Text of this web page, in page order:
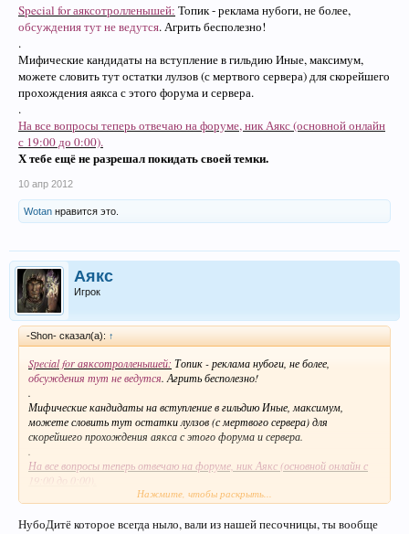
Special for аяксотролленышей: Топик - реклама нубоги, не более,
обсуждения тут не ведутся. Агрить бесполезно!
.
Мифические кандидаты на вступление в гильдию Иные, максимум,
можете словить тут остатки лулзов (с мертвого сервера) для скорейшего
прохождения аякса с этого форума и сервера.
.
На все вопросы теперь отвечаю на форуме, ник Аякс (основной онлайн
с 19:00 до 0:00).
Х тебе ещё не разрешал покидать своей темки.
10 апр 2012
Wotan нравится это.
Аякс
Игрок
-Shon- сказал(а): ↑
Special for аяксотролленышей: Топик - реклама нубоги, не более,
обсуждения тут не ведутся. Агрить бесполезно!
.
Мифические кандидаты на вступление в гильдию Иные, максимум,
можете словить тут остатки лулзов (с мертвого сервера) для
скорейшего прохождения аякса с этого форума и сервера.
На все вопросы теперь отвечаю на форуме, ник Аякс (основной онлайн с
19:00 до 0:00).
Х тебе ещё не разрешал покидать своей темки.
Нажмите, чтобы раскрыть...
НубоДитё которое всегда ныло, вали из нашей песочницы, ты вообще